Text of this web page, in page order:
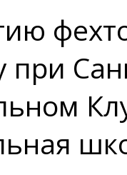
при